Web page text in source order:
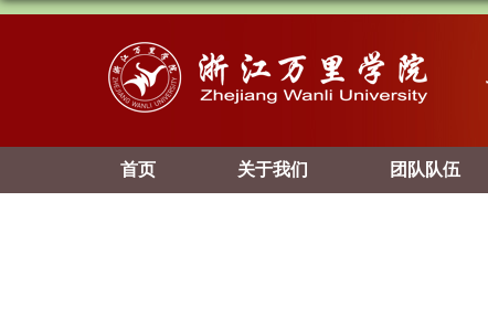
首页 关于我们 团队队伍